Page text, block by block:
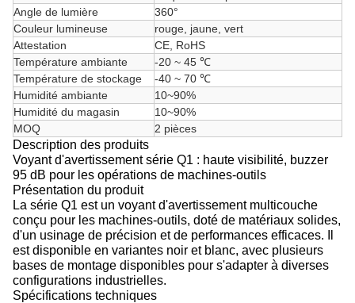
Angle de lumière
360°
Couleur lumineuse
rouge, jaune, vert
Attestation
CE, RoHS
Température ambiante
-20 ~ 45 ℃
Température de stockage
-40 ~ 70 ℃
Humidité ambiante
10~90%
Humidité du magasin
10~90%
MOQ
2 pièces
Description des produits
Voyant d'avertissement série Q1 : haute visibilité, buzzer
95 dB pour les opérations de machines-outils
Présentation du produit
La série Q1 est un voyant d'avertissement multicouche
conçu pour les machines-outils, doté de matériaux solides,
d'un usinage de précision et de performances efficaces. Il
est disponible en variantes noir et blanc, avec plusieurs
bases de montage disponibles pour s'adapter à diverses
configurations industrielles.
Spécifications techniques